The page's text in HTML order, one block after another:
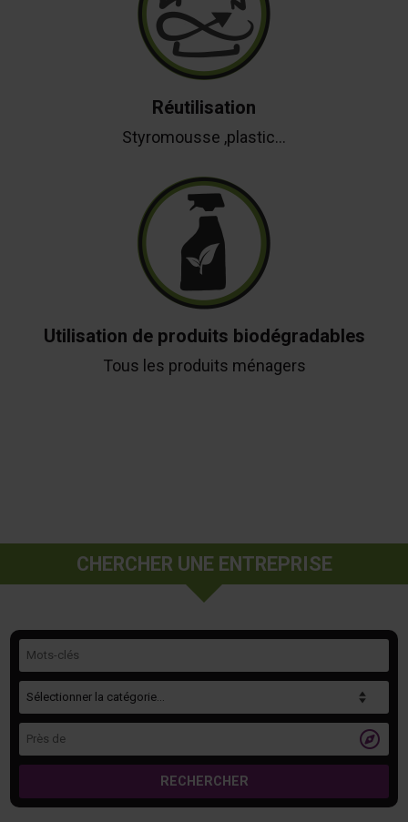
Réutilisation
Styromousse ,plastic...
Utilisation de produits biodégradables
Tous les produits ménagers
CHERCHER UNE ENTREPRISE

RECHERCHER